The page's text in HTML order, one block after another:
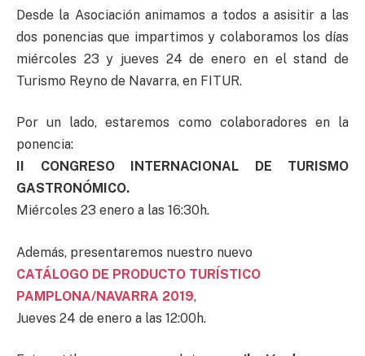
Desde la Asociación animamos a todos a asisitir a las
dos ponencias que impartimos y colaboramos los días
miércoles 23 y jueves 24 de enero en el stand de
Turismo Reyno de Navarra, en FITUR.
Por un lado, estaremos como colaboradores en la
ponencia:
II CONGRESO INTERNACIONAL DE TURISMO
GASTRONÓMICO.
Miércoles 23 enero a las 16:30h.
Además, presentaremos nuestro nuevo
CATÁLOGO DE PRODUCTO TURÍSTICO
PAMPLONA/NAVARRA 2019,
Jueves 24 de enero a las 12:00h.